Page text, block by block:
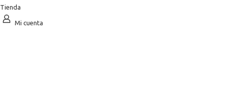
Tienda
Mi cuenta